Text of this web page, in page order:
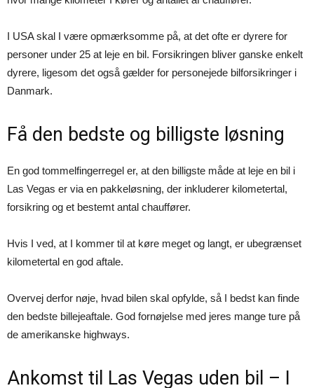
I USA skal I være opmærksomme på, at det ofte er dyrere for
personer under 25 at leje en bil. Forsikringen bliver ganske enkelt
dyrere, ligesom det også gælder for personejede bilforsikringer i
Danmark.
Få den bedste og billigste løsning
En god tommelfingerregel er, at den billigste måde at leje en bil i
Las Vegas er via en pakkeløsning, der inkluderer kilometertal,
forsikring og et bestemt antal chauffører.
Hvis I ved, at I kommer til at køre meget og langt, er ubegrænset
kilometertal en god aftale.
Overvej derfor nøje, hvad bilen skal opfylde, så I bedst kan finde
den bedste billejeaftale. God fornøjelse med jeres mange ture på
de amerikanske highways.
Ankomst til Las Vegas uden bil – I